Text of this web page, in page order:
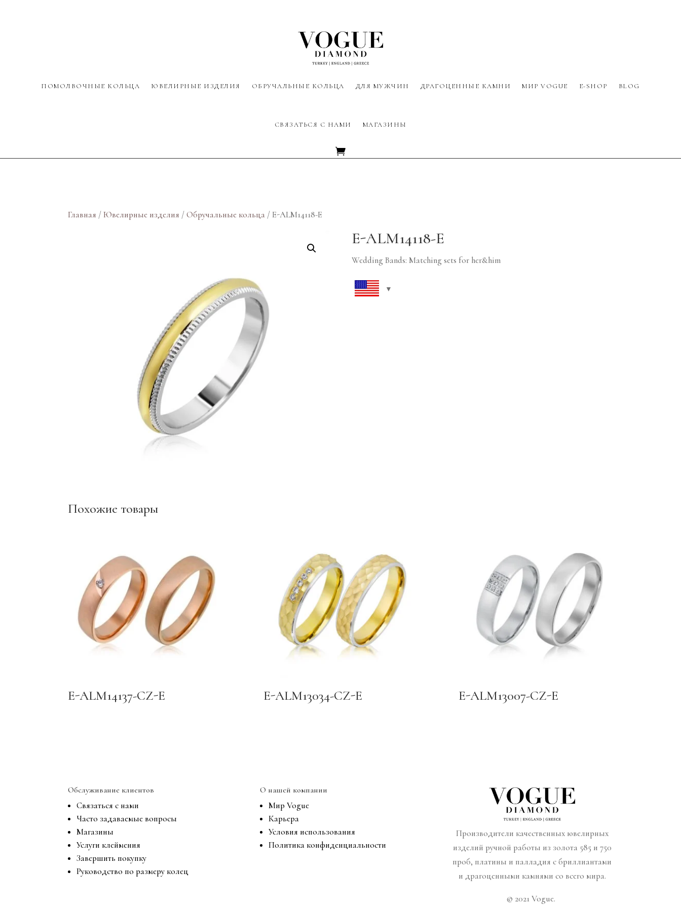
ПОМОЛВОЧНЫЕ КОЛЬЦА ЮВЕЛИРНЫЕ ИЗДЕЛИЯ ОБРУЧАЛЬНЫЕ КОЛЬЦА ДЛЯ МУЖЧИН ДРАГОЦЕННЫЕ КАМНИ МИР VOGUE E-SHOP BLOG
СВЯЗАТЬСЯ С НАМИ МАГАЗИНЫ
Главная /Ювелирные изделия /Обручальные кольца / E-ALM14118-E
E-ALM14118-E
Wedding Bands: Matching sets for her&him
Похожие товары
E-ALM14137-CZ-E E-ALM13034-CZ-E E-ALM13007-CZ-E
Обслуживание клиентов
Связаться с нами
Часто задаваемые вопросы
Магазины
Услуги клеймения
Завершить покупку
Руководство по размеру колец
О нашей компании
Мир Vogue
Карьера
Условия использования
Политика конфиденциальности
Производители качественных ювелирных
изделий ручной работы из золота 585 и 750
проб, платины и палладия с бриллиантами
и драгоценными камнями со всего мира.
© 2021 Vogue.